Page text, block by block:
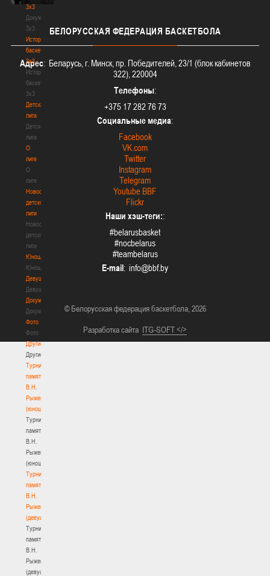
3х3
Документы
3х3
История
баскетбола
3х3
История
баскетбола
3х3
Детская
лига
Детская
лига
О
лиге
О
лиге
Новости
детской
лиги
Новости
детской
лиги
Юноши
Юноши
Девушки
Девушки
Документы
Документы
Фото
Фото
Другие
Другие
Турнир
памяти
В.Н.
Рыженкова
(юноши)
Турнир
памяти
В.Н.
Рыженкова
(юноши)
Турнир
памяти
В.Н.
Рыженкова
(девушки)
Турнир
памяти
В.Н.
Рыженкова
(девушки)
БЕЛОРУССКАЯ ФЕДЕРАЦИЯ БАСКЕТБОЛА
Адрес: Беларусь, г. Минск, пр. Победителей, 23/1 (блок кабинетов
322), 220004
Телефоны:
+375 17 282 76 73
Социальные медиа:
Facebook
VK.com
Twitter
Instagram
Telegram
Youtube BBF
Flickr
Наши хэш-теги::
#belarusbasket
#nocbelarus
#teambelarus
E-mail:
© Белорусская федерация баскетбола, 2026
Разработка сайта ITG-SOFT </>